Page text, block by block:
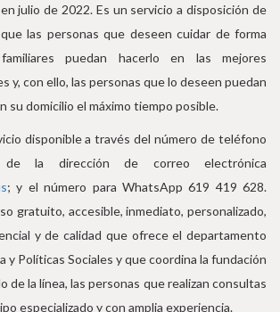
julio de 2022. Es un servicio a disposición de
las personas que deseen cuidar de forma
puedan hacerlo en las mejores
y, con ello, las personas que lo deseen puedan
su domicilio el máximo tiempo posible.
disponible a través del número de teléfono
la dirección de correo electrónica
; y el número para WhatsApp 619 419 628.
gratuito, accesible, inmediato, personalizado,
y de calidad que ofrece el departamento
y Políticas Sociales y que coordina la fundación
de la línea, las personas que realizan consultas
especializado y con amplia experiencia.